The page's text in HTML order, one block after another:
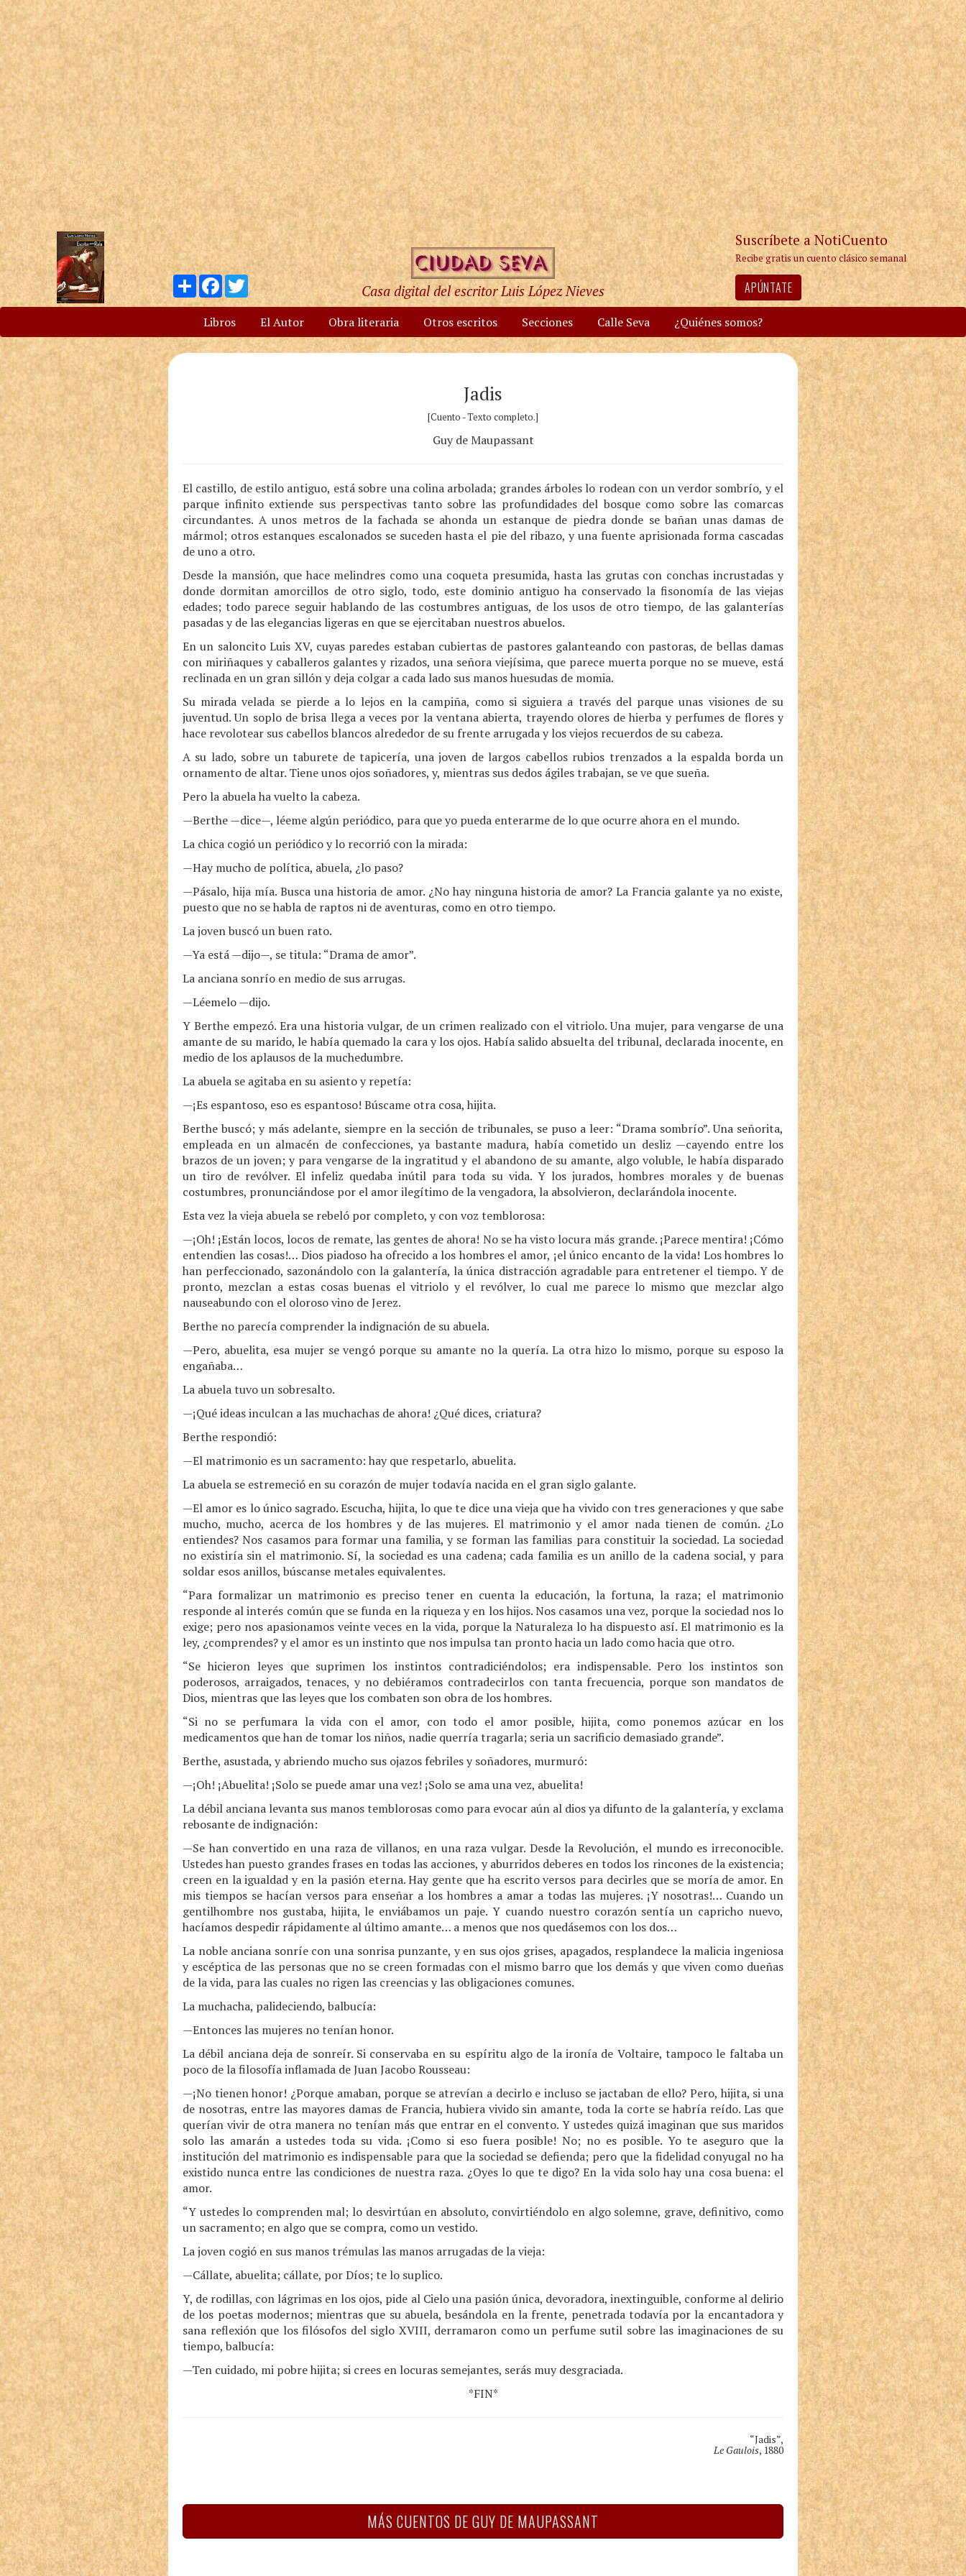
Compartir
Facebook
Twitter
Casa digital del escritor Luis López Nieves
Suscríbete a NotiCuento
Recibe gratis un cuento clásico semanal
APÚNTATE
Libros El Autor Obra literaria Otros escritos Secciones Calle Seva ¿Quiénes somos?
Jadis
[Cuento - Texto completo.]
Guy de Maupassant
El castillo, de estilo antiguo, está sobre una colina arbolada; grandes árboles lo rodean con un verdor sombrío, y el
parque infinito extiende sus perspectivas tanto sobre las profundidades del bosque como sobre las comarcas
circundantes. A unos metros de la fachada se ahonda un estanque de piedra donde se bañan unas damas de
mármol; otros estanques escalonados se suceden hasta el pie del ribazo, y una fuente aprisionada forma cascadas
de uno a otro.
Desde la mansión, que hace melindres como una coqueta presumida, hasta las grutas con conchas incrustadas y
donde dormitan amorcillos de otro siglo, todo, este dominio antiguo ha conservado la fisonomía de las viejas
edades; todo parece seguir hablando de las costumbres antiguas, de los usos de otro tiempo, de las galanterías
pasadas y de las elegancias ligeras en que se ejercitaban nuestros abuelos.
En un saloncito Luis XV, cuyas paredes estaban cubiertas de pastores galanteando con pastoras, de bellas damas
con miriñaques y caballeros galantes y rizados, una señora viejísima, que parece muerta porque no se mueve, está
reclinada en un gran sillón y deja colgar a cada lado sus manos huesudas de momia.
Su mirada velada se pierde a lo lejos en la campiña, como si siguiera a través del parque unas visiones de su
juventud. Un soplo de brisa llega a veces por la ventana abierta, trayendo olores de hierba y perfumes de flores y
hace revolotear sus cabellos blancos alrededor de su frente arrugada y los viejos recuerdos de su cabeza.
A su lado, sobre un taburete de tapicería, una joven de largos cabellos rubios trenzados a la espalda borda un
ornamento de altar. Tiene unos ojos soñadores, y, mientras sus dedos ágiles trabajan, se ve que sueña.
Pero la abuela ha vuelto la cabeza.
—Berthe —dice—, léeme algún periódico, para que yo pueda enterarme de lo que ocurre ahora en el mundo.
La chica cogió un periódico y lo recorrió con la mirada:
—Hay mucho de política, abuela, ¿lo paso?
—Pásalo, hija mía. Busca una historia de amor. ¿No hay ninguna historia de amor? La Francia galante ya no existe,
puesto que no se habla de raptos ni de aventuras, como en otro tiempo.
La joven buscó un buen rato.
—Ya está —dijo—, se titula: “Drama de amor”.
La anciana sonrío en medio de sus arrugas.
—Léemelo —dijo.
Y Berthe empezó. Era una historia vulgar, de un crimen realizado con el vitriolo. Una mujer, para vengarse de una
amante de su marido, le había quemado la cara y los ojos. Había salido absuelta del tribunal, declarada inocente, en
medio de los aplausos de la muchedumbre.
La abuela se agitaba en su asiento y repetía:
—¡Es espantoso, eso es espantoso! Búscame otra cosa, hijita.
Berthe buscó; y más adelante, siempre en la sección de tribunales, se puso a leer: “Drama sombrío”. Una señorita,
empleada en un almacén de confecciones, ya bastante madura, había cometido un desliz —cayendo entre los
brazos de un joven; y para vengarse de la ingratitud y el abandono de su amante, algo voluble, le había disparado
un tiro de revólver. El infeliz quedaba inútil para toda su vida. Y los jurados, hombres morales y de buenas
costumbres, pronunciándose por el amor ilegítimo de la vengadora, la absolvieron, declarándola inocente.
Esta vez la vieja abuela se rebeló por completo, y con voz temblorosa:
—¡Oh! ¡Están locos, locos de remate, las gentes de ahora! No se ha visto locura más grande. ¡Parece mentira! ¡Cómo
entendien las cosas!… Dios piadoso ha ofrecido a los hombres el amor, ¡el único encanto de la vida! Los hombres lo
han perfeccionado, sazonándolo con la galantería, la única distracción agradable para entretener el tiempo. Y de
pronto, mezclan a estas cosas buenas el vitriolo y el revólver, lo cual me parece lo mismo que mezclar algo
nauseabundo con el oloroso vino de Jerez.
Berthe no parecía comprender la indignación de su abuela.
—Pero, abuelita, esa mujer se vengó porque su amante no la quería. La otra hizo lo mismo, porque su esposo la
engañaba…
La abuela tuvo un sobresalto.
—¡Qué ideas inculcan a las muchachas de ahora! ¿Qué dices, criatura?
Berthe respondió:
—El matrimonio es un sacramento: hay que respetarlo, abuelita.
La abuela se estremeció en su corazón de mujer todavía nacida en el gran siglo galante.
—El amor es lo único sagrado. Escucha, hijita, lo que te dice una vieja que ha vivido con tres generaciones y que sabe
mucho, mucho, acerca de los hombres y de las mujeres. El matrimonio y el amor nada tienen de común. ¿Lo
entiendes? Nos casamos para formar una familia, y se forman las familias para constituir la sociedad. La sociedad
no existiría sin el matrimonio. Sí, la sociedad es una cadena; cada familia es un anillo de la cadena social, y para
soldar esos anillos, búscanse metales equivalentes.
“Para formalizar un matrimonio es preciso tener en cuenta la educación, la fortuna, la raza; el matrimonio
responde al interés común que se funda en la riqueza y en los hijos. Nos casamos una vez, porque la sociedad nos lo
exige; pero nos apasionamos veinte veces en la vida, porque la Naturaleza lo ha dispuesto así. El matrimonio es la
ley, ¿comprendes? y el amor es un instinto que nos impulsa tan pronto hacia un lado como hacia que otro.
“Se hicieron leyes que suprimen los instintos contradiciéndolos; era indispensable. Pero los instintos son
poderosos, arraigados, tenaces, y no debiéramos contradecirlos con tanta frecuencia, porque son mandatos de
Dios, mientras que las leyes que los combaten son obra de los hombres.
“Si no se perfumara la vida con el amor, con todo el amor posible, hijita, como ponemos azúcar en los
medicamentos que han de tomar los niños, nadie querría tragarla; seria un sacrificio demasiado grande”.
Berthe, asustada, y abriendo mucho sus ojazos febriles y soñadores, murmuró:
—¡Oh! ¡Abuelita! ¡Solo se puede amar una vez! ¡Solo se ama una vez, abuelita!
La débil anciana levanta sus manos temblorosas como para evocar aún al dios ya difunto de la galantería, y exclama
rebosante de indignación:
—Se han convertido en una raza de villanos, en una raza vulgar. Desde la Revolución, el mundo es irreconocible.
Ustedes han puesto grandes frases en todas las acciones, y aburridos deberes en todos los rincones de la existencia;
creen en la igualdad y en la pasión eterna. Hay gente que ha escrito versos para decirles que se moría de amor. En
mis tiempos se hacían versos para enseñar a los hombres a amar a todas las mujeres. ¡Y nosotras!… Cuando un
gentilhombre nos gustaba, hijita, le enviábamos un paje. Y cuando nuestro corazón sentía un capricho nuevo,
hacíamos despedir rápidamente al último amante… a menos que nos quedásemos con los dos…
La noble anciana sonríe con una sonrisa punzante, y en sus ojos grises, apagados, resplandece la malicia ingeniosa
y escéptica de las personas que no se creen formadas con el mismo barro que los demás y que viven como dueñas
de la vida, para las cuales no rigen las creencias y las obligaciones comunes.
La muchacha, palideciendo, balbucía:
—Entonces las mujeres no tenían honor.
La débil anciana deja de sonreír. Si conservaba en su espíritu algo de la ironía de Voltaire, tampoco le faltaba un
poco de la filosofía inflamada de Juan Jacobo Rousseau:
—¡No tienen honor! ¿Porque amaban, porque se atrevían a decirlo e incluso se jactaban de ello? Pero, hijita, si una
de nosotras, entre las mayores damas de Francia, hubiera vivido sin amante, toda la corte se habría reído. Las que
querían vivir de otra manera no tenían más que entrar en el convento. Y ustedes quizá imaginan que sus maridos
solo las amarán a ustedes toda su vida. ¡Como si eso fuera posible! No; no es posible. Yo te aseguro que la
institución del matrimonio es indispensable para que la sociedad se defienda; pero que la fidelidad conyugal no ha
existido nunca entre las condiciones de nuestra raza. ¿Oyes lo que te digo? En la vida solo hay una cosa buena: el
amor.
“Y ustedes lo comprenden mal; lo desvirtúan en absoluto, convirtiéndolo en algo solemne, grave, definitivo, como
un sacramento; en algo que se compra, como un vestido.
La joven cogió en sus manos trémulas las manos arrugadas de la vieja:
—Cállate, abuelita; cállate, por Díos; te lo suplico.
Y, de rodillas, con lágrimas en los ojos, pide al Cielo una pasión única, devoradora, inextinguible, conforme al delirio
de los poetas modernos; mientras que su abuela, besándola en la frente, penetrada todavía por la encantadora y
sana reflexión que los filósofos del siglo XVIII, derramaron como un perfume sutil sobre las imaginaciones de su
tiempo, balbucía:
—Ten cuidado, mi pobre hijita; si crees en locuras semejantes, serás muy desgraciada.
*FIN*
“Jadis”,
Le Gaulois, 1880
MÁS CUENTOS DE GUY DE MAUPASSANT